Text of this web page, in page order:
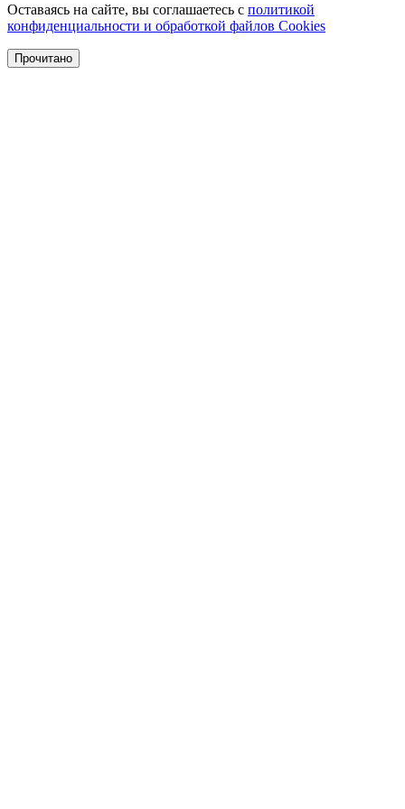
Оставаясь на сайте, вы соглашаетесь с политикой
конфиденциальности и обработкой файлов Cookies
Прочитано